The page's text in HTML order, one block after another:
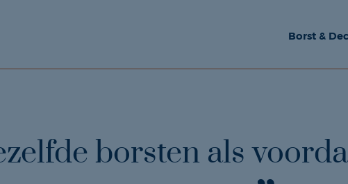
Borst &
borsten als